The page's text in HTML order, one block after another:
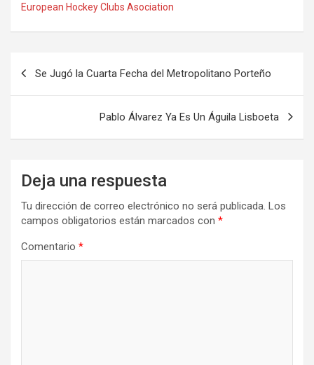
European Hockey Clubs Asociation
Se Jugó la Cuarta Fecha del Metropolitano Porteño
Pablo Álvarez Ya Es Un Águila Lisboeta
Deja una respuesta
Tu dirección de correo electrónico no será publicada. Los
campos obligatorios están marcados con *
Comentario *